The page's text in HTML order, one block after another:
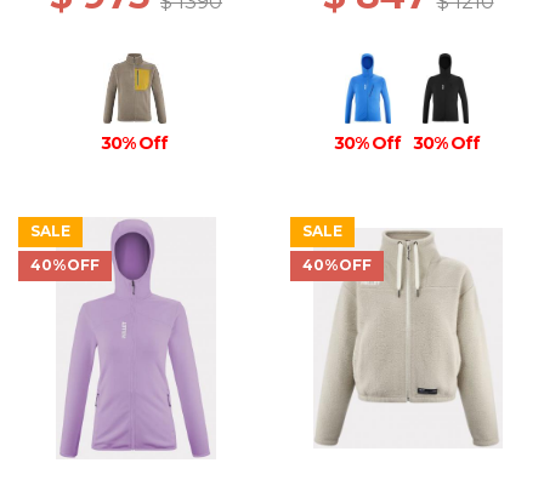
30% Off 30% Off 30% Off
SALE
40%OFF
SALE
40%OFF